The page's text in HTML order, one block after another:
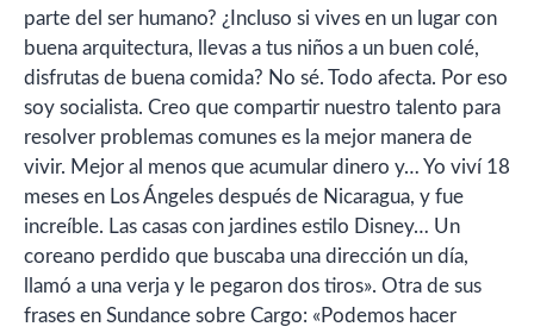
parte del ser humano? ¿Incluso si vives en un lugar con
buena arquitectura, llevas a tus niños a un buen colé,
disfrutas de buena comida? No sé. Todo afecta. Por eso
soy socialista. Creo que compartir nuestro talento para
resolver problemas comunes es la mejor manera de
vivir. Mejor al menos que acumular dinero y… Yo viví 18
meses en Los Ángeles después de Nicaragua, y fue
increíble. Las casas con jardines estilo Disney… Un
coreano perdido que buscaba una dirección un día,
llamó a una verja y le pegaron dos tiros». Otra de sus
frases en Sundance sobre Cargo: «Podemos hacer